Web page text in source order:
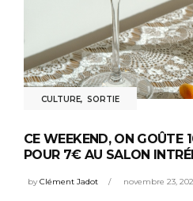
CULTURE, SORTIE
CE WEEKEND, ON GOÛTE
POUR 7€ AU SALON
byClément Jadot novembre 23,